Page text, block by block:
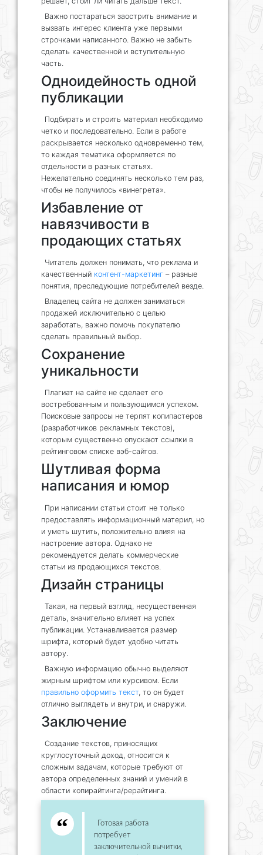
Важно постараться заострить внимание и
вызвать интерес клиента уже первыми
строчками написанного. Важно не забыть
сделать качественной и вступительную
часть.
Одноидейность одной
публикации
Подбирать и строить материал необходимо
четко и последовательно. Если в работе
раскрывается несколько одновременно тем,
то каждая тематика оформляется по
отдельности в разных статьях.
Нежелательно соединять несколько тем раз,
чтобы не получилось «винегрета».
Избавление от
навязчивости в
продающих статьях
Читатель должен понимать, что реклама и
качественный контент-маркетинг – разные
понятия, преследующие потребителей везде.
Владелец сайта не должен заниматься
продажей исключительно с целью
заработать, важно помочь покупателю
сделать правильный выбор.
Сохранение
уникальности
Плагиат на сайте не сделает его
востребованным и пользующимся успехом.
Поисковые запросы не терпят копипастеров
(разработчиков рекламных текстов),
которым существенно опускают ссылки в
рейтинговом списке вэб-сайтов.
Шутливая форма
написания и юмор
При написании статьи стоит не только
предоставлять информационный материл, но
и уметь шутить, положительно влияя на
настроение автора. Однако не
рекомендуется делать коммерческие
статьи из продающихся текстов.
Дизайн страницы
Такая, на первый взгляд, несущественная
деталь, значительно влияет на успех
публикации. Устанавливается размер
шрифта, который будет удобно читать
автору.
Важную информацию обычно выделяют
жирным шрифтом или курсивом. Если
правильно оформить текст, то он будет
отлично выглядеть и внутри, и снаружи.
Заключение
Создание текстов, приносящих
круглосуточный доход, относится к
сложным задачам, которые требуют от
автора определенных знаний и умений в
области копирайтинга/рерайтинга.
Готовая работа
потребует
заключительной вычитки,